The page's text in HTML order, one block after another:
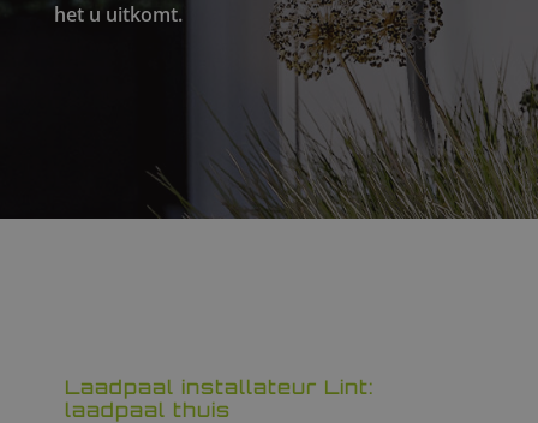
het u uitkomt.
Laadpaal installateur Lint:
laadpaal thuis